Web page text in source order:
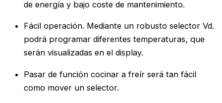
de energía y bajo coste de mantenimiento.
Fácil operación. Mediante un robusto selector Vd.
podrá programar diferentes temperaturas, que
serán visualizadas en el display.
Pasar de función cocinar a freír será tan fácil
como mover un selector.